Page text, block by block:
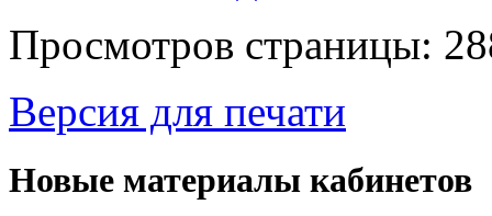
Просмотров страницы:
Версия для печати
Новые материалы кабинетов